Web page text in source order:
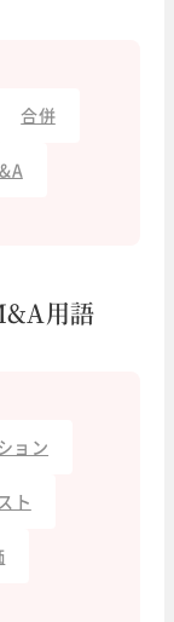
合併
用語
ョン
ト